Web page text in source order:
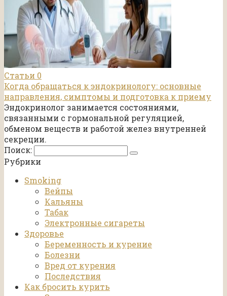
Статьи 0
Когда обращаться к эндокринологу: основные
направления, симптомы и подготовка к приему
Эндокринолог занимается состояниями,
связанными с гормональной регуляцией,
обменом веществ и работой желез внутренней
секреции.
Поиск:
Рубрики
Smoking
Вейпы
Кальяны
Табак
Электронные сигареты
Здоровье
Беременность и курение
Болезни
Вред от курения
Последствия
Как бросить курить